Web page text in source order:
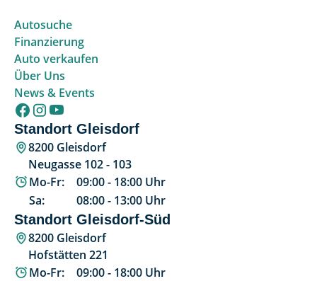
Autosuche
Finanzierung
Auto verkaufen
Über Uns
News & Events
Standort Gleisdorf
8200 Gleisdorf
Neugasse 102 - 103
Mo-Fr:
09:00- 18:00 Uhr
Sa:
08:00- 13:00 Uhr
Standort Gleisdorf-Süd
8200 Gleisdorf
Hofstätten 221
Mo-Fr:
09:00- 18:00 Uhr